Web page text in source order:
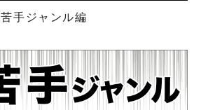
苦手ジャンル編